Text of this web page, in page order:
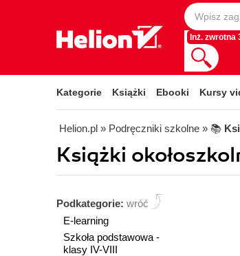
Inż. zwrotna
Kategorie Książki Ebooki Kursy
Helion.pl » Podręczniki szkolne » 📚
Książki
Podkategorie: wróć
E-learning
Szkoła podstawowa -
klasy IV-VIII